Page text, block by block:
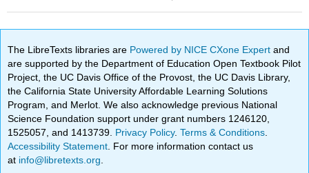
The LibreTexts libraries are Powered by NICE CXone Expertand
are supported by the Department of Education Open Textbook Pilot
Project, the UC Davis Office of the Provost, the UC Davis Library,
the California State University Affordable Learning Solutions
Program, and Merlot. We also acknowledge previous National
Science Foundation support under grant numbers 1246120,
1525057, and 1413739. Privacy Policy.Terms & Conditions
Accessibility Statement . For more information contact us
at info@libretexts.org